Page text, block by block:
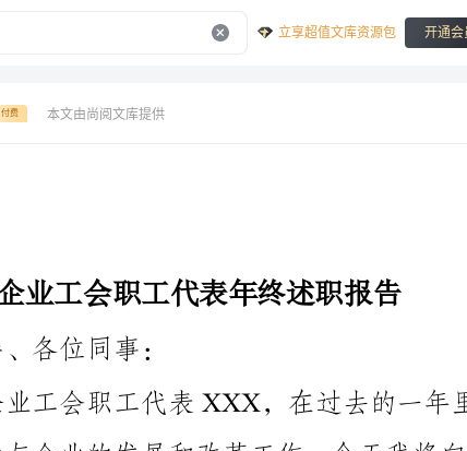
立享超值文库资源包 开通会
付费 本文由尚阅文库提供
做一份年终述职报告，以总结过去一年的工作，并展望未来的发